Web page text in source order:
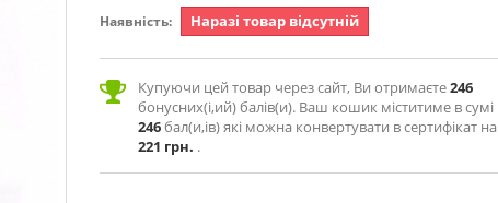
Наявність: Наразі товар відсутній
Купуючи цей товар через сайт, Ви отримаєте246
бонусних(і,ий) балів(и). Ваш кошик міститиме в сумі
246бал(и,ів) які можна конвертувати в сертифікат на
221 грн. .